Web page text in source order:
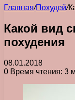
Главная/Похудей/
Какой вид
похудения
08.01.2018
0 Время чтения: 3